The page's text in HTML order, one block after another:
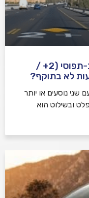
נתיב 2+ חוקים | האם נתיב רב-תפוסי (2+ /
לא בתוקף?
שני נוסעים או יותר
ובשילוט הוא